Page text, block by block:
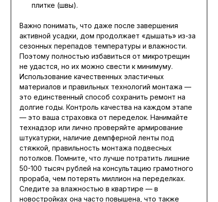
плитке (швы).
Важно понимать, что даже после завершения
активной усадки, дом продолжает «дышать» из-за
сезонных перепадов температуры и влажности.
Поэтому полностью избавиться от микротрещин
не удастся, но их можно свести к минимуму.
Использование качественных эластичных
материалов и правильных технологий монтажа —
это единственный способ сохранить ремонт на
долгие годы. Контроль качества на каждом этапе
— это ваша страховка от переделок. Нанимайте
технадзор или лично проверяйте армирование
штукатурки, наличие демпферной ленты под
стяжкой, правильность монтажа подвесных
потолков. Помните, что лучше потратить лишние
50-100 тысяч рублей на консультацию грамотного
прораба, чем потерять миллион на переделках.
Следите за влажностью в квартире — в
новостройках она часто повышена, что также